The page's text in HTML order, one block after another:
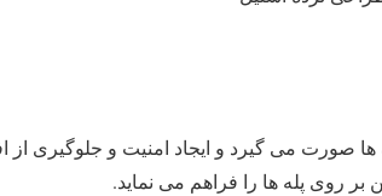
ها صورت می گیرد و ایجاد امنیت و جلوگیری
روی پله ها را فراهم می نماید.